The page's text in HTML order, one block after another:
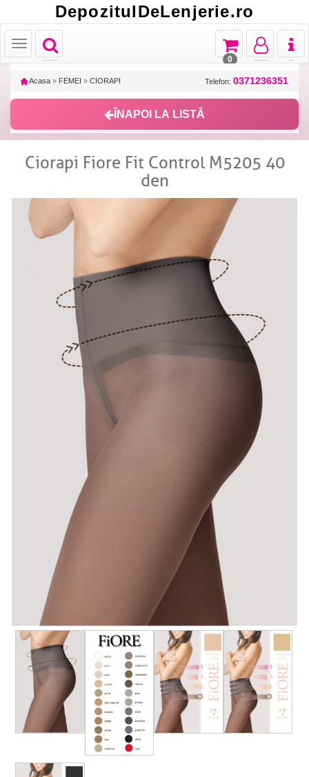
DepozitulDeLenjerie.ro
Toggle
navigation
Toggle
Toggle
navigation
Toggle
navigation
Toggle
navigation
0
Acasa » FEMEI » CIORAPI Telefon: 0371236351
ÎNAPOI LA LISTĂ
Ciorapi Fiore Fit Control M5205 40
den